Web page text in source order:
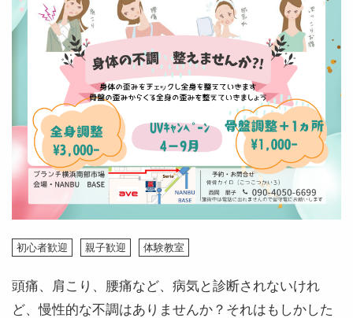
初心者歓迎 親子歓迎 体験教室
頭痛、肩こり、腰痛など、病気と診断されないけれ
ど、慢性的な不調はありませんか？それはもしかした